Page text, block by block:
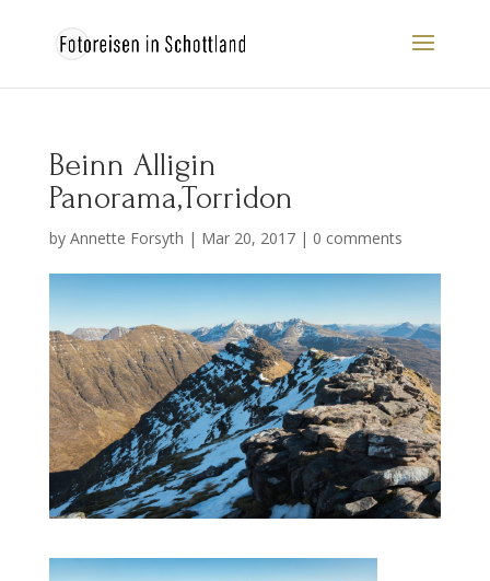
Beinn Alligin
Panorama,Torridon
by Annette Forsyth | Mar 20, 2017| 0 comments